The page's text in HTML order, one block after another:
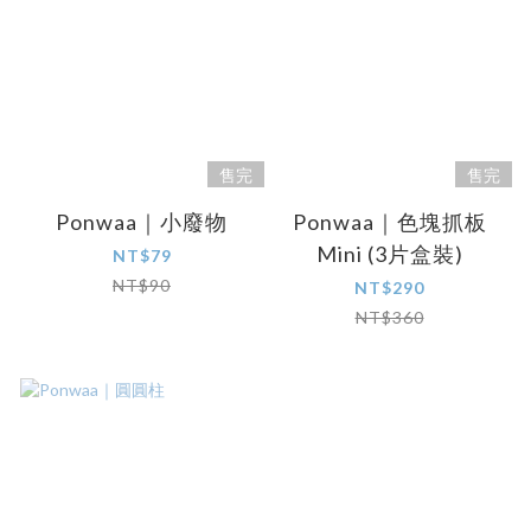
售完
Ponwaa｜小廢物
NT$79
NT$90
售完
Ponwaa｜色塊抓板
Mini (3片盒裝)
NT$290
NT$360